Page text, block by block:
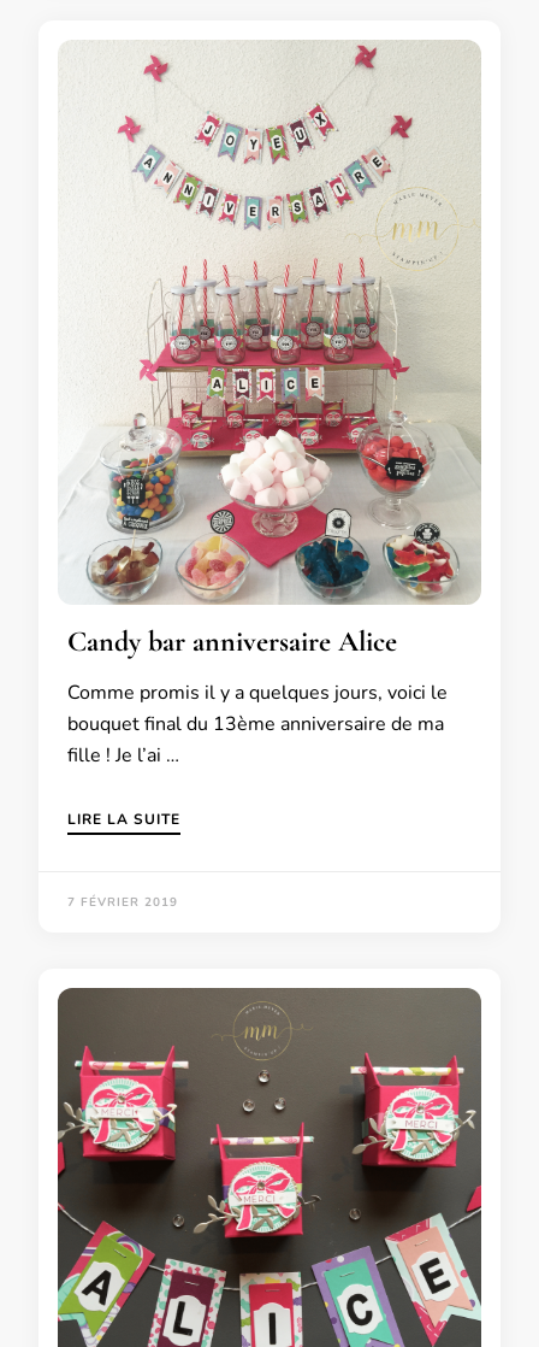
Candy bar anniversaire Alice
Comme promis il y a quelques jours, voici le
bouquet final du 13ème anniversaire de ma
fille ! Je l’ai …
LIRE LA SUITE
7 FÉVRIER 2019